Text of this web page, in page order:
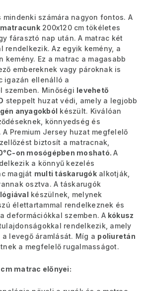
mindenki számára nagyon fontos. A
200x120 cm tökéletes
fárasztó nap után. A matrac két
rendelkezik. Az egyik kemény, a
kemény. Ez a matrac a magasabb
embereknek vagy pároknak is
igazán ellenálló a
szemben. Minőségi levehető
steppelt huzat védi, amely a legjobb
anyagokból készült. Kiválóan
könnyedség és
Premium Jersey huzat megfelelő
biztosít a matracnak,
on mosógépben mosható.A
a könnyű kezelés
magját multi táskarugókalkotják,
osztva. A táskarugók
készülnek, melynek
élettartammal rendelkeznek és
deformációkkal szemben. A kókusz
rendelkezik, amely
levegő áramlását. Míg a poliuretán
a megfelelő rugalmasságot.
cm matrac előnyei: